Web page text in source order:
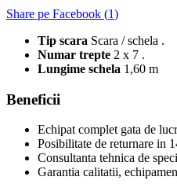
Share pe Facebook (1)
Tip scara Scara / schela .
Numar trepte 2 x 7 .
Lungime schela 1,60 m
Beneficii
Echipat complet gata de
Posibilitate de returnare in
Consultanta tehnica de
Garantia calitatii,